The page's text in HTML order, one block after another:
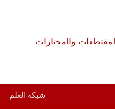
المقتطفات والمختارات
شبكة العلم